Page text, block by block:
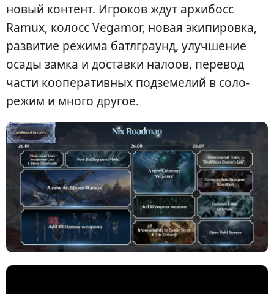
новый контент. Игроков ждут архибосс
Ramux, колосс Vegamor, новая экипировка,
развитие режима батлграунд, улучшение
осады замка и доставки налоов, перевод
части кооперативных подземелий в соло-
режим и много другое.